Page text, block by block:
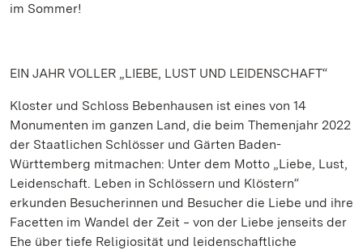
im Sommer!
EIN JAHR VOLLER „LIEBE, LUST UND LEIDENSCHAFT“
Kloster und Schloss Bebenhausen ist eines von 14
Monumenten im ganzen Land, die beim Themenjahr 2022
der Staatlichen Schlösser und Gärten Baden-
Württemberg mitmachen: Unter dem Motto „Liebe, Lust,
Leidenschaft. Leben in Schlössern und Klöstern“
erkunden Besucherinnen und Besucher die Liebe und ihre
Facetten im Wandel der Zeit ‒ von der Liebe jenseits der
Ehe über tiefe Religiosität und leidenschaftliche